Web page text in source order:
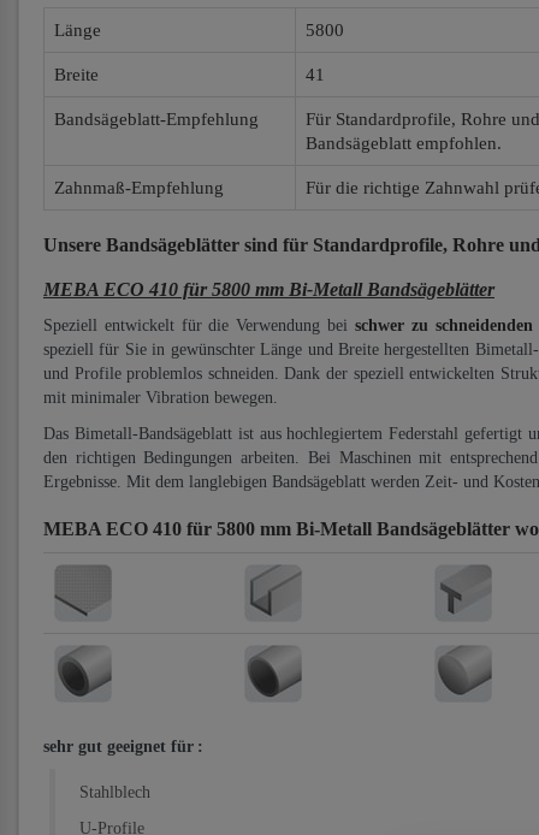
Länge 5800
Breite 41
Bandsägeblatt-Empfehlung
Für Standardprofile, Rohre
Bandsägeblatt empfohlen.
Zahnmaß-Empfehlung Für die richtige Zahnwahl
Unsere Bandsägeblätter sind für Standardprofile, Rohre
MEBA ECO 410 für 5800 mm Bi-Metall Bandsägeblätter
Speziell entwickelt für die Verwendung bei schwer zu
speziell für Sie in gewünschter Länge und Breite hergestellten
und Profile problemlos schneiden. Dank der speziell entwickelten
mit minimaler Vibration bewegen.
Das Bimetall-Bandsägeblatt ist aus hochlegiertem Federstahl
den richtigen Bedingungen arbeiten. Bei Maschinen mit
Ergebnisse. Mit dem langlebigen Bandsägeblatt werden Zeit- und
MEBA ECO 410 für 5800 mm Bi-Metall Bandsägeblätter
sehr gut geeignet für :
Stahlblech
U-Profile